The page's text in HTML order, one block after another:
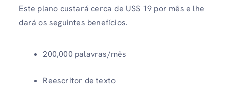
Este plano custará cerca de US$ 19 por mês e lhe
dará os seguintes benefícios.
200,000 palavras/mês
Reescritor de texto